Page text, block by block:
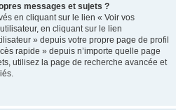
messages et sujets ?
en cliquant sur le lien « Voir vos
en cliquant sur le lien
» depuis votre propre page de profil
rapide » depuis n’importe quelle page
utilisez la page de recherche avancée et